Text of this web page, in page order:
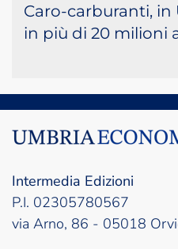
Caro-carburanti, in
in più di 20 milioni
Intermedia Edizioni
P.I. 02305780567
via Arno, 86 - 05018